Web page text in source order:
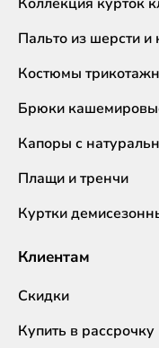
Пальто из шерсти
Костюмы
Брюки
Капоры с
Плащи и тренчи
Куртки
Клиентам
Скидки
Купить в рассрочку